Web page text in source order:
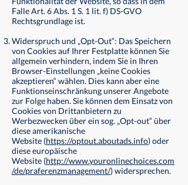
Falle Art. 6 Abs. 1 S. 1 lit. f) DS-GVO
Rechtsgrundlage ist.
Widerspruch und „Opt-Out“: Das Speichern
von Cookies auf Ihrer Festplatte können Sie
allgemein verhindern, indem Sie in Ihren
Browser-Einstellungen „keine Cookies
akzeptieren“ wählen. Dies kann aber eine
Funktionseinschränkung unserer Angebote
zur Folge haben. Sie können dem Einsatz von
Cookies von Drittanbietern zu
Werbezwecken über ein sog. „Opt-out“ über
diese amerikanische
Website (https://optout.aboutads.info) oder
diese europäische
Website (http://www.youronlinechoices.com
/de/praferenzmanagement/) widersprechen.